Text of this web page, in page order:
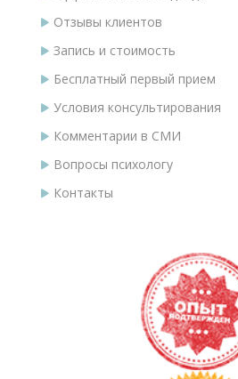
Отзывы клиентов
Запись и стоимость
Бесплатный первый прием
Условия консультирования
Комментарии в СМИ
Вопросы психологу
Контакты